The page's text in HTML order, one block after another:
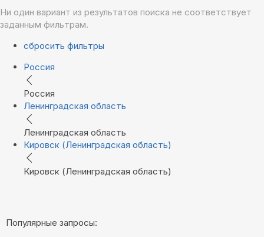
Ни один вариант из результатов поиска не соответствует
заданным фильтрам.
сбросить фильтры
Россия
Россия
Ленинградская область
Ленинградская область
Кировск (Ленинградская область)
Кировск (Ленинградская область)
Популярные запросы: